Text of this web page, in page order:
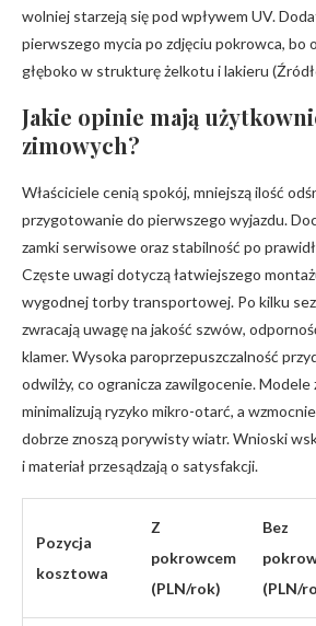
wolniej starzeją się pod wpływem UV.
pierwszego mycia po zdjęciu pokrowca, bo
głęboko w strukturę żelkotu i lakieru
Jakie opinie mają
zimowych?
Właściciele cenią spokój, mniejszą ilość
przygotowanie do pierwszego wyjazdu.
zamki serwisowe oraz stabilność po
Częste uwagi dotyczą łatwiejszego
wygodnej torby transportowej. Po kilku
zwracają uwagę na jakość szwów,
klamer. Wysoka paroprzepuszczalność
odwilży, co ogranicza zawilgocenie. Modele
minimalizują ryzyko mikro-otarć, a
dobrze znoszą porywisty wiatr. Wnioski
i materiał przesądzają o satysfakcji.
Pozycja
kosztowa
Z
pokrowcem
(PLN/rok)
Bez
(PLN/